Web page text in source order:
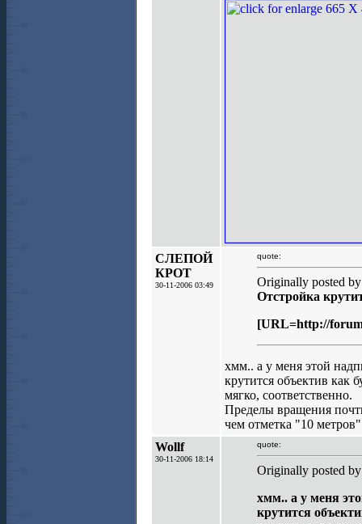
СЛЕПОЙ
КРОТ
30-11-2006 03:49
quote:
Originally posted
Отстройка
[URL=http://
хмм.. а у меня этой
крутится объектив как
мягко, соответственно.
Пределы вращения
чем отметка "10
Wollf
30-11-2006 18:14
quote:
Originally posted
хмм.. а у меня
крутится